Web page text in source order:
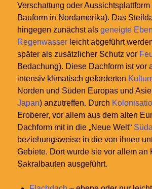
Verschattung oder Aussichtsplattform
Bauform in Nordamerika). Das
hingegen zunächst als geneigte
Regenwasser leicht abgeführt
später als zusätzlicher Schutz vor
Bedachung). Diese Dachform ist vor
intensiv klimatisch geforderten
Norden und Süden Europas und
Japan) anzutreffen. Durch
Eroberer, vor allem aus dem alten
Dachform mit in die „Neue Welt“
beziehungsweise in die von ihnen
Gebiete. Dort wurde sie vor allem an
Sakralbauten ausgeführt.